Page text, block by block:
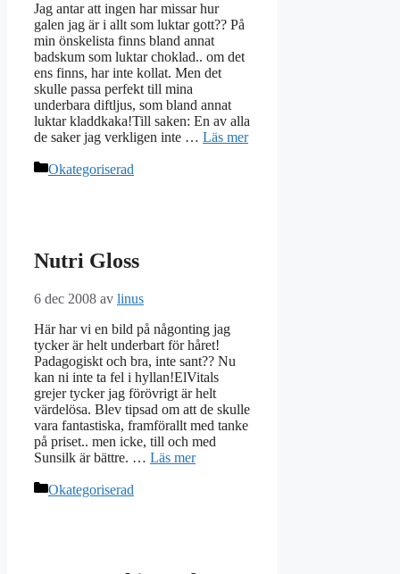
Jag antar att ingen har missar hur
galen jag är i allt som luktar gott?? På
min önskelista finns bland annat
badskum som luktar choklad.. om det
ens finns, har inte kollat. Men det
skulle passa perfekt till mina
underbara diftljus, som bland annat
luktar kladdkaka!Till saken: En av alla
de saker jag verkligen inte … Läs mer
Kategorier
Okategoriserad
Nutri Gloss
6 dec 2008 av linus
Här har vi en bild på någonting jag
tycker är helt underbart för håret!
Padagogiskt och bra, inte sant?? Nu
kan ni inte ta fel i hyllan!ElVitals
grejer tycker jag förövrigt är helt
värdelösa. Blev tipsad om att de skulle
vara fantastiska, framförallt med tanke
på priset.. men icke, till och med
Sunsilk är bättre. … Läs mer
Kategorier
Okategoriserad